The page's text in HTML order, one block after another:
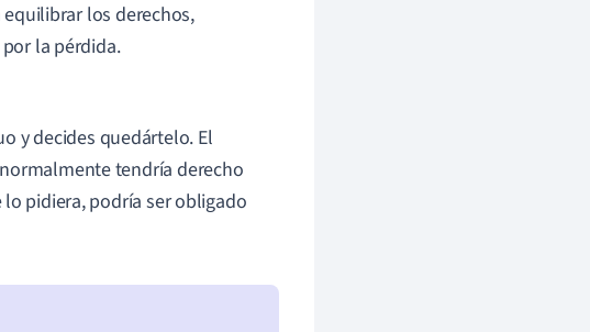
los derechos,
la pérdida.
y decides quedártelo. El
tendría derecho
pidiera, podría ser obligado